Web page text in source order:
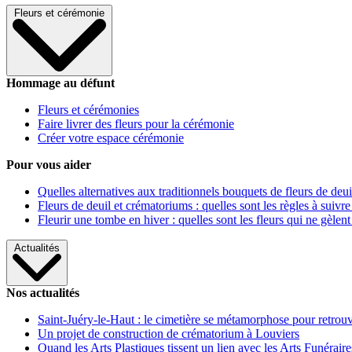
Fleurs et cérémonie
Hommage au défunt
Fleurs et cérémonies
Faire livrer des fleurs pour la cérémonie
Créer votre espace cérémonie
Pour vous aider
Quelles alternatives aux traditionnels bouquets de fleurs de
Fleurs de deuil et crématoriums : quelles sont les règles à
Fleurir une tombe en hiver : quelles sont les fleurs qui ne gèlent
Actualités
Nos actualités
Saint-Juéry-le-Haut : le cimetière se métamorphose pour
Un projet de construction de crématorium à Louviers
Quand les Arts Plastiques tissent un lien avec les Arts